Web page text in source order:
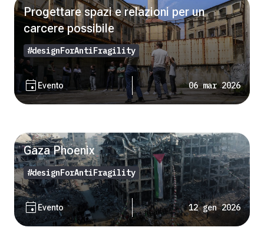
Progettare spazi e relazioni per un
carcere possibile
#designForAntiFragility
event Evento 06 mar 2026
Gaza Phoenix
#designForAntiFragility
eventEvento 12 gen 2026